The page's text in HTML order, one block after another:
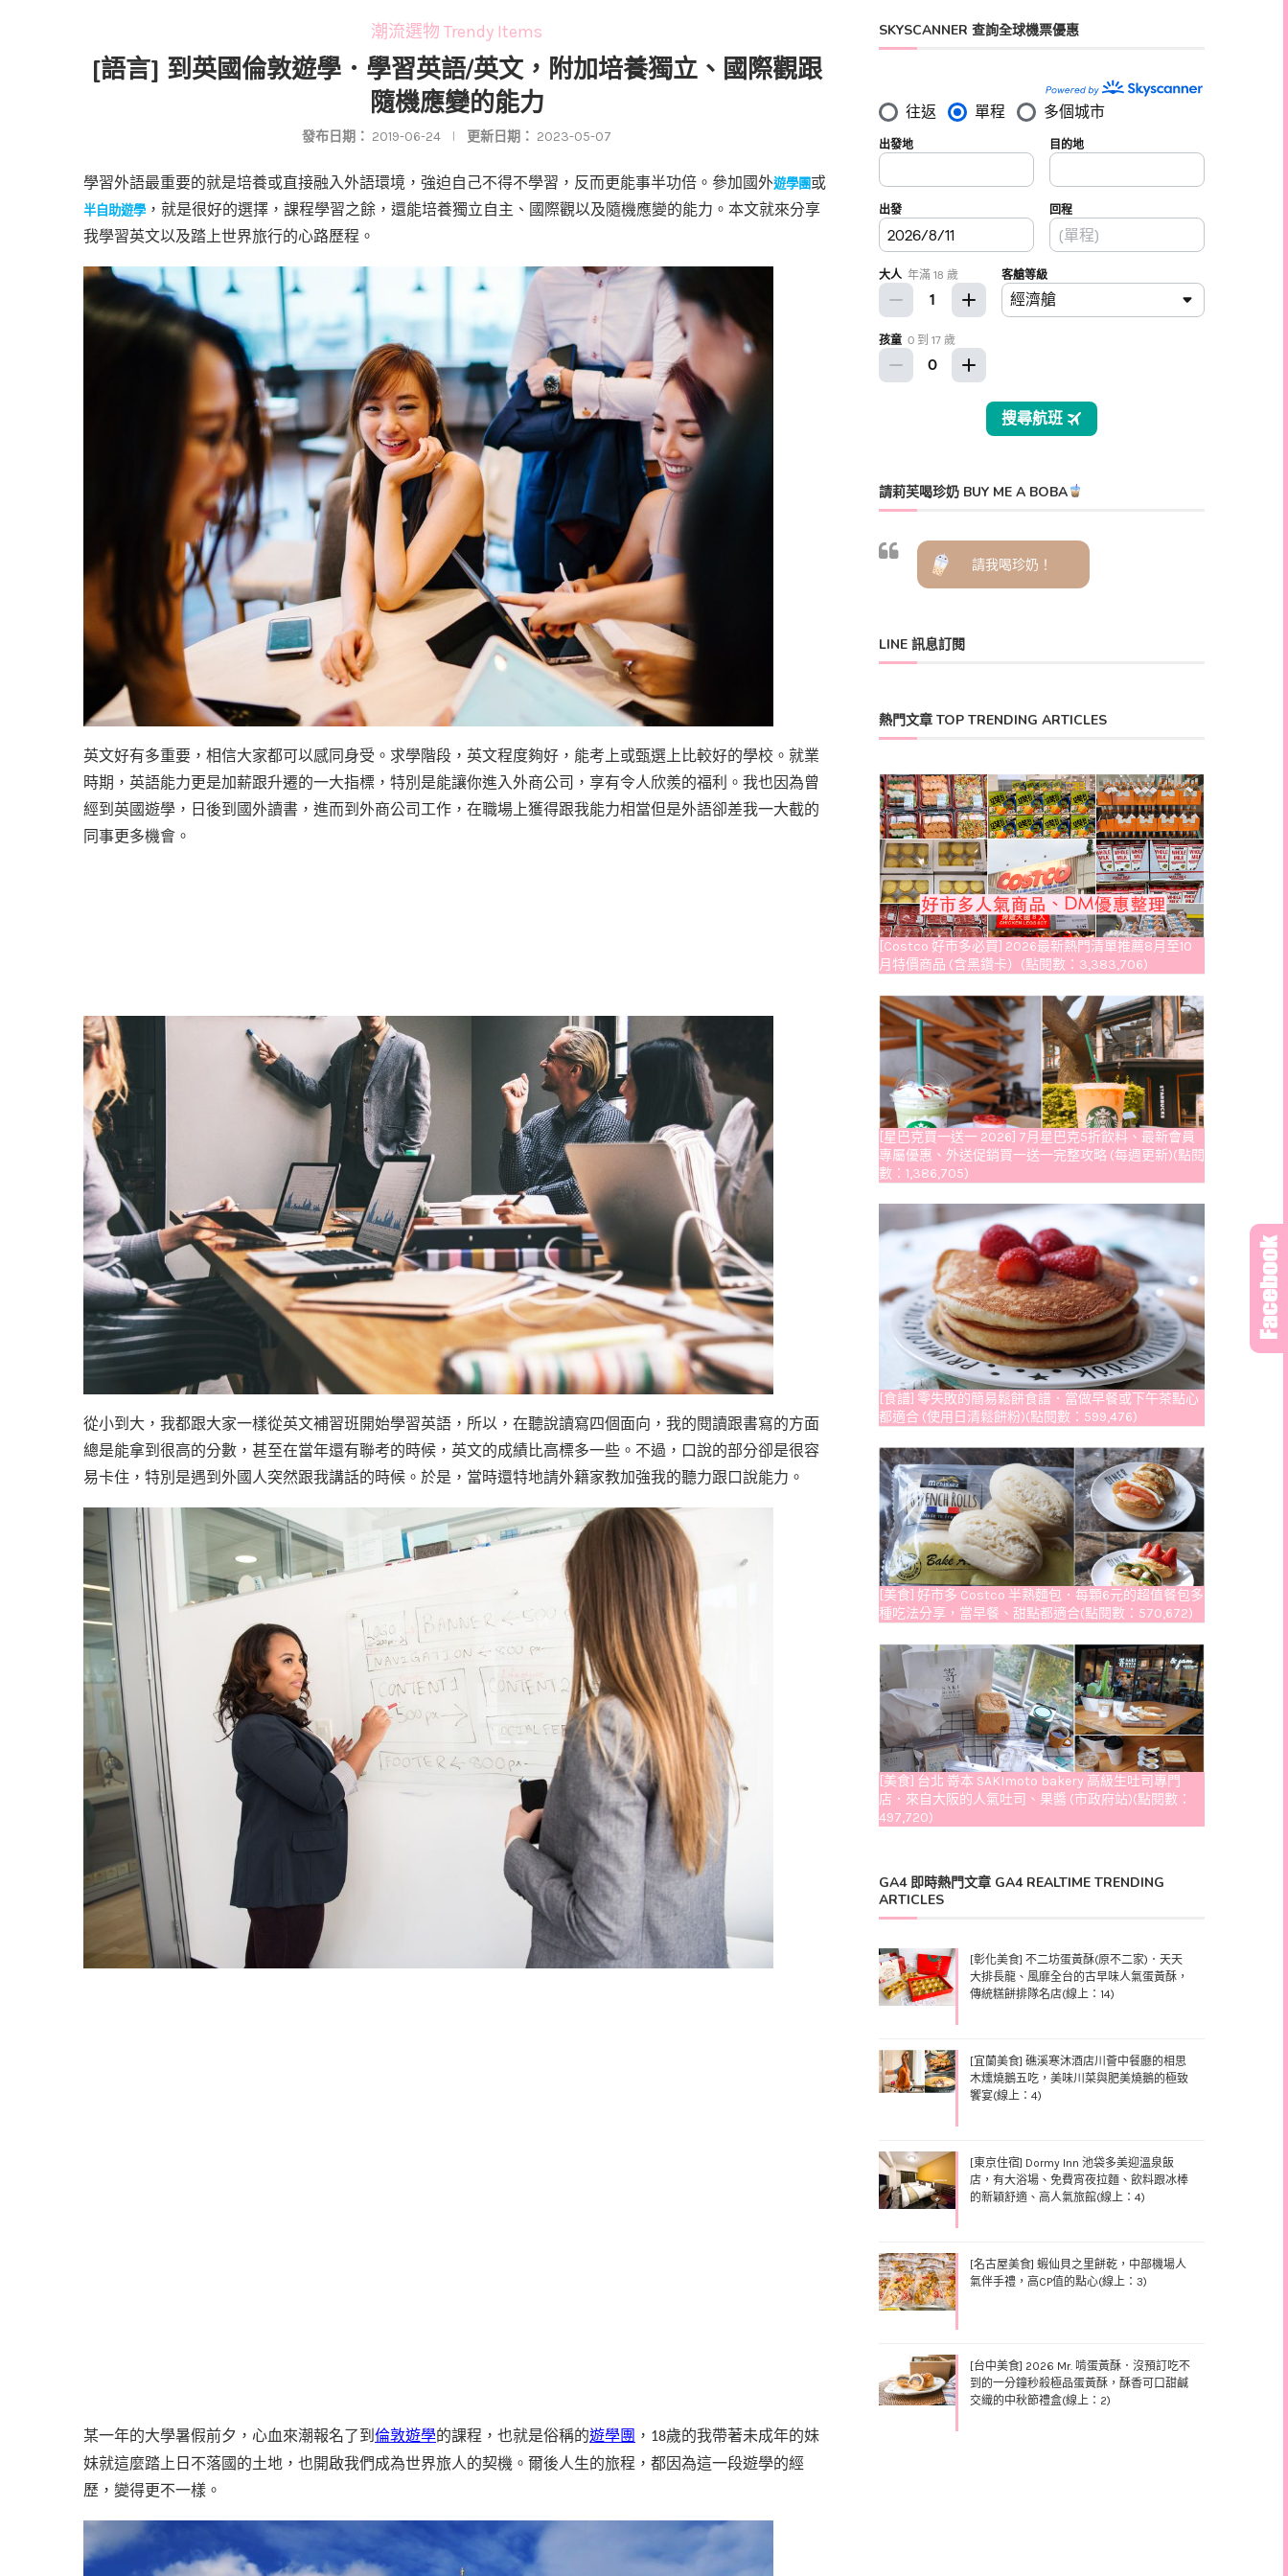
潮流選物 Trendy Items
[語言] 到英國倫敦遊學．學習英語/英文，附加培養獨立、國際觀跟
隨機應變的能力
發布日期： 2019-06-24 更新日期： 2023-05-07
學習外語最重要的就是培養或直接融入外語環境，強迫自己不得不學習，反而更能事半功倍。參加國外遊學團或
半自助遊學，就是很好的選擇，課程學習之餘，還能培養獨立自主、國際觀以及隨機應變的能力。本文就來分享
我學習英文以及踏上世界旅行的心路歷程。
英文好有多重要，相信大家都可以感同身受。求學階段，英文程度夠好，能考上或甄選上比較好的學校。就業
時期，英語能力更是加薪跟升遷的一大指標，特別是能讓你進入外商公司，享有令人欣羨的福利。我也因為曾
經到英國遊學，日後到國外讀書，進而到外商公司工作，在職場上獲得跟我能力相當但是外語卻差我一大截的
同事更多機會。
從小到大，我都跟大家一樣從英文補習班開始學習英語，所以，在聽說讀寫四個面向，我的閱讀跟書寫的方面
總是能拿到很高的分數，甚至在當年還有聯考的時候，英文的成績比高標多一些。不過，口說的部分卻是很容
易卡住，特別是遇到外國人突然跟我講話的時候。於是，當時還特地請外籍家教加強我的聽力跟口說能力。
某一年的大學暑假前夕，心血來潮報名了到 倫敦遊學的課程，也就是俗稱的遊學團 ， 18歲的我帶著未成年的妹
妹就這麼踏上日不落國的土地，也開啟我們成為世界旅人的契機。爾後人生的旅程，都因為這一段遊學的經
歷，變得更不一樣。
SKYSCANNER 查詢全球機票優惠
請莉芙喝珍奶 BUY ME A BOBA
請我喝珍奶！
LINE 訊息訂閱
熱門文章 TOP TRENDING ARTICLES
[Costco 好市多必買] 2026最新熱門清單推薦8月至10
月特價商品 (含黑鑽卡）(點閱數：3,383,706)
[星巴克買一送一 2026] 7月星巴克5折飲料、最新會員
專屬優惠、外送促銷買一送一完整攻略 (每週更新)(點閱
數：1,386,705)
[食譜] 零失敗的簡易鬆餅食譜．當做早餐或下午茶點心
都適合 (使用日清鬆餅粉)(點閱數：599,476)
[美食] 好市多 Costco 半熟麵包．每顆6元的超值餐包多
種吃法分享，當早餐、甜點都適合(點閱數：570,672)
[美食] 台北 嵜本 SAKImoto bakery 高級生吐司專門
店．來自大阪的人氣吐司、果醬 (市政府站)(點閱數：
497,720)
GA4 即時熱門文章 GA4 REALTIME TRENDING
ARTICLES
[彰化美食] 不二坊蛋黃酥(原不二家)．天天
大排長龍、風靡全台的古早味人氣蛋黃酥，
傳統糕餅排隊名店(線上：14)
[宜蘭美食] 礁溪寒沐酒店川薈中餐廳的相思
木燻燒鵝五吃，美味川菜與肥美燒鵝的極致
饗宴(線上：4)
[東京住宿] Dormy Inn 池袋多美迎溫泉飯
店，有大浴場、免費宵夜拉麵、飲料跟冰棒
的新穎舒適、高人氣旅館(線上：4)
[名古屋美食] 蝦仙貝之里餅乾，中部機場人
氣伴手禮，高CP值的點心(線上：3)
[台中美食] 2026 Mr. 啃蛋黃酥．沒預訂吃不
到的一分鐘秒殺極品蛋黃酥，酥香可口甜鹹
交織的中秋節禮盒(線上：2)